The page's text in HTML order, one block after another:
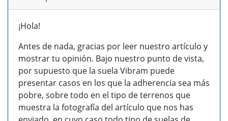
¡Hola!
Antes de nada, gracias por leer nuestro artículo y
mostrar tu opinión. Bajo nuestro punto de vista,
por supuesto que la suela Vibram puede
presentar casos en los que la adherencia sea más
pobre, sobre todo en el tipo de terrenos que
muestra la fotografía del artículo que nos has